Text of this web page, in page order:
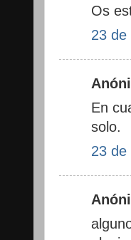
Os
23 de
En
solo.
23 de